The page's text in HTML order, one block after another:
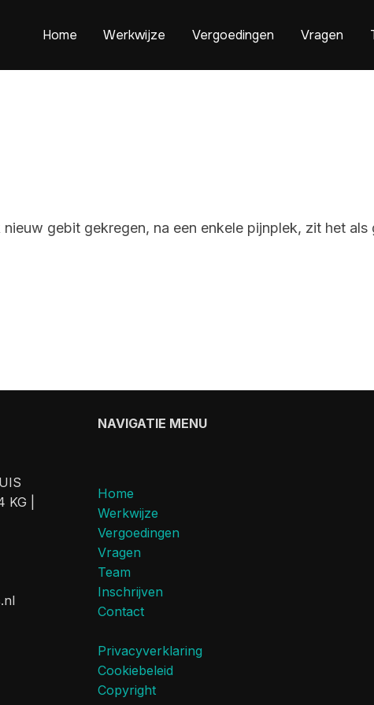
Home Werkwijze Vergoedingen Vragen
gebit gekregen, na een enkele pijnplek, zit het
|
NAVIGATIE MENU
Home
Werkwijze
Vergoedingen
Vragen
Team
Inschrijven
Contact
Privacyverklaring
Cookiebeleid
Copyright